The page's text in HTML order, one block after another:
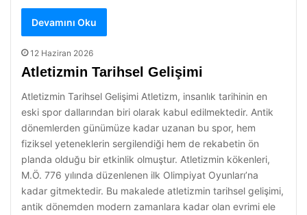
Devamını Oku
12 Haziran 2026
Atletizmin Tarihsel Gelişimi
Atletizmin Tarihsel Gelişimi Atletizm, insanlık tarihinin en
eski spor dallarından biri olarak kabul edilmektedir. Antik
dönemlerden günümüze kadar uzanan bu spor, hem
fiziksel yeteneklerin sergilendiği hem de rekabetin ön
planda olduğu bir etkinlik olmuştur. Atletizmin kökenleri,
M.Ö. 776 yılında düzenlenen ilk Olimpiyat Oyunları’na
kadar gitmektedir. Bu makalede atletizmin tarihsel gelişimi,
antik dönemden modern zamanlara kadar olan evrimi ele